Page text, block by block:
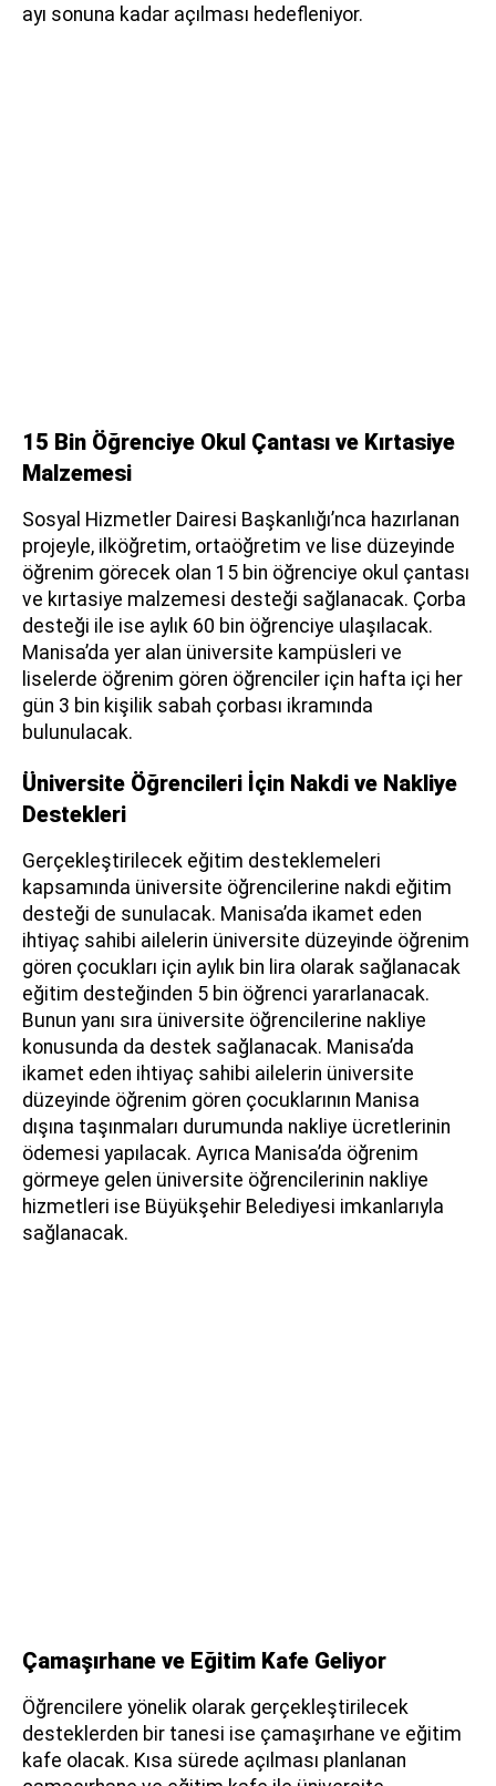
ayı sonuna kadar açılması hedefleniyor.
15 Bin Öğrenciye Okul Çantası ve Kırtasiye
Malzemesi
Sosyal Hizmetler Dairesi Başkanlığı’nca hazırlanan
projeyle, ilköğretim, ortaöğretim ve lise düzeyinde
öğrenim görecek olan 15 bin öğrenciye okul çantası
ve kırtasiye malzemesi desteği sağlanacak. Çorba
desteği ile ise aylık 60 bin öğrenciye ulaşılacak.
Manisa’da yer alan üniversite kampüsleri ve
liselerde öğrenim gören öğrenciler için hafta içi her
gün 3 bin kişilik sabah çorbası ikramında
bulunulacak.
Üniversite Öğrencileri İçin Nakdi ve Nakliye
Destekleri
Gerçekleştirilecek eğitim desteklemeleri
kapsamında üniversite öğrencilerine nakdi eğitim
desteği de sunulacak. Manisa’da ikamet eden
ihtiyaç sahibi ailelerin üniversite düzeyinde öğrenim
gören çocukları için aylık bin lira olarak sağlanacak
eğitim desteğinden 5 bin öğrenci yararlanacak.
Bunun yanı sıra üniversite öğrencilerine nakliye
konusunda da destek sağlanacak. Manisa’da
ikamet eden ihtiyaç sahibi ailelerin üniversite
düzeyinde öğrenim gören çocuklarının Manisa
dışına taşınmaları durumunda nakliye ücretlerinin
ödemesi yapılacak. Ayrıca Manisa’da öğrenim
görmeye gelen üniversite öğrencilerinin nakliye
hizmetleri ise Büyükşehir Belediyesi imkanlarıyla
sağlanacak.
Çamaşırhane ve Eğitim Kafe Geliyor
Öğrencilere yönelik olarak gerçekleştirilecek
desteklerden bir tanesi ise çamaşırhane ve eğitim
kafe olacak. Kısa sürede açılması planlanan